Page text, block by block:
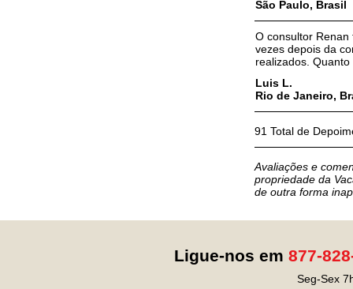
São Paulo, Brasil
O consultor
vezes depois da
realizados.
Luis L.
Rio de Janeiro,
91 Total de
Avaliações e
propriedade da
de outra forma
Ligue-nos em 877-
Seg-Sex